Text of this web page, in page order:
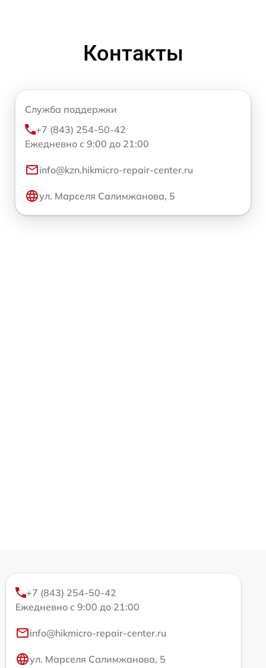
Контакты
Служба поддержки
+7 (843) 254-50-42
Ежедневно с 9:00 до 21:00
info@kzn.hikmicro-repair-center.ru
ул. Марселя Салимжанова, 5
+7 (843) 254-50-42
Ежедневно с 9:00 до 21:00
info@hikmicro-repair-center.ru
ул. Марселя Салимжанова, 5